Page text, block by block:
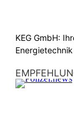
KEG GmbH: